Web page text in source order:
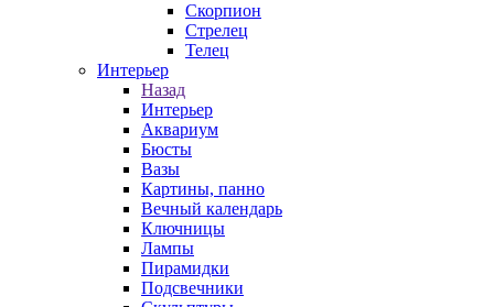
Скорпион
Стрелец
Телец
Интерьер
Назад
Интерьер
Аквариум
Бюсты
Вазы
Картины, панно
Вечный календарь
Ключницы
Лампы
Пирамидки
Подсвечники